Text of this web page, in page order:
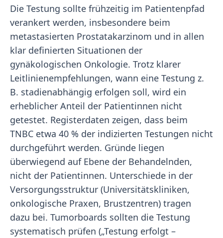
Die Testung sollte frühzeitig im Patientenpfad
verankert werden, insbesondere beim
metastasierten Prostatakarzinom und in allen
klar definierten Situationen der
gynäkologischen Onkologie. Trotz klarer
Leitlinienempfehlungen, wann eine Testung z.
B. stadienabhängig erfolgen soll, wird ein
erheblicher Anteil der Patientinnen nicht
getestet. Registerdaten zeigen, dass beim
TNBC etwa 40 % der indizierten Testungen nicht
durchgeführt werden. Gründe liegen
überwiegend auf Ebene der Behandelnden,
nicht der Patientinnen. Unterschiede in der
Versorgungsstruktur (Universitätskliniken,
onkologische Praxen, Brustzentren) tragen
dazu bei. Tumorboards sollten die Testung
systematisch prüfen („Testung erfolgt –